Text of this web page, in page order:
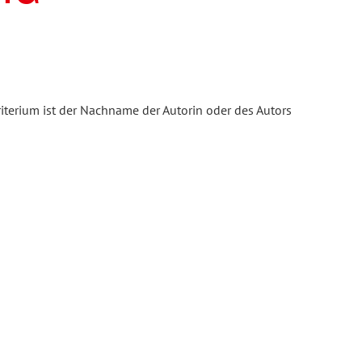
ist der Nachname der Autorin oder des Autors